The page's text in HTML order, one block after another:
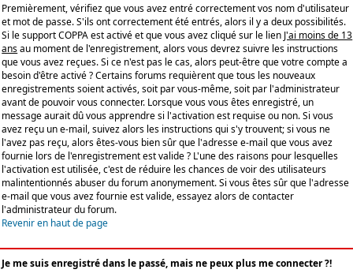
Premièrement, vérifiez que vous avez entré correctement vos nom d'utilisateur
et mot de passe. S'ils ont correctement été entrés, alors il y a deux possibilités.
Si le support COPPA est activé et que vous avez cliqué sur le lien J'ai moins de 13
ansau moment de l'enregistrement, alors vous devrez suivre les instructions
que vous avez reçues. Si ce n'est pas le cas, alors peut-être que votre compte a
besoin d'être activé ? Certains forums requièrent que tous les nouveaux
enregistrements soient activés, soit par vous-même, soit par l'administrateur
avant de pouvoir vous connecter. Lorsque vous vous êtes enregistré, un
message aurait dû vous apprendre si l'activation est requise ou non. Si vous
avez reçu un e-mail, suivez alors les instructions qui s'y trouvent; si vous ne
l'avez pas reçu, alors êtes-vous bien sûr que l'adresse e-mail que vous avez
fournie lors de l'enregistrement est valide ? L'une des raisons pour lesquelles
l'activation est utilisée, c'est de réduire les chances de voir des utilisateurs
malintentionnés abuser du forum anonymement. Si vous êtes sûr que l'adresse
e-mail que vous avez fournie est valide, essayez alors de contacter
l'administrateur du forum.
Revenir en haut de page
Je me suis enregistré dans le passé, mais ne peux plus me connecter ?!